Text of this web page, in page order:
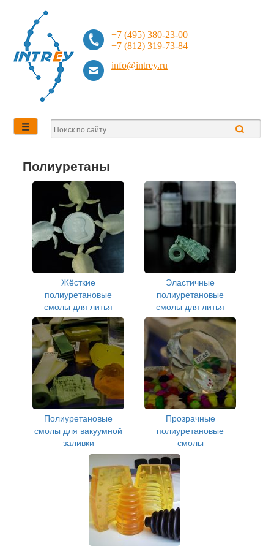
+7 (495) 380-23-00
+7 (812) 319-73-84
info@intrey.ru
Полиуретаны
Жёсткие
полиуретановые
смолы для литья
Эластичные
полиуретановые
смолы для литья
Полиуретановые
смолы для вакуумной
заливки
Прозрачные
полиуретановые
смолы